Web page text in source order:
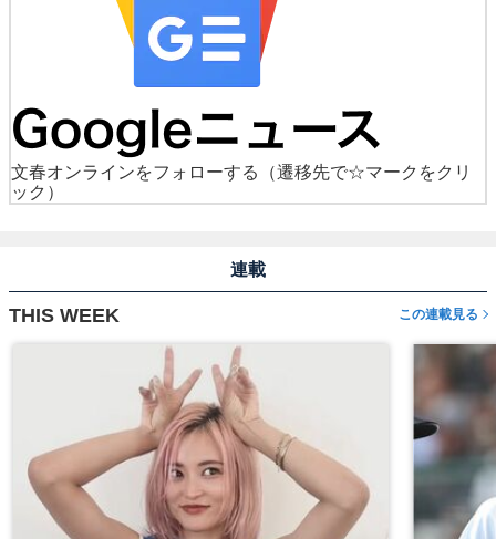
文春オンラインをフォローする
（遷移先で☆マークをクリ
ック）
連載
THIS WEEK この連載見る